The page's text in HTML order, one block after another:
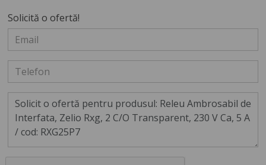
Solicită o ofertă!